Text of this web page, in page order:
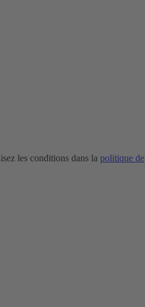
les conditions dans la politique de